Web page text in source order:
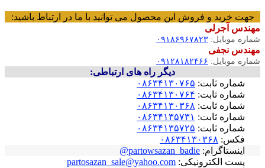
جهت خرید و فروش این محصول می توانید با ما در ارتباط باشید:
مهندس آجرلی
شماره موبایل: ۰۹۱۸۶۹۶۷۸۲۳
مهندس نجفی
شماره موبایل: ۰۹۱۲۸۱۸۲۴۶۶
دیگر راه های ارتباطی:
شماره ثابت: ۰۸۶۳۴۱۳۰۷۶۵
شماره ثابت: ۰۸۶۳۴۱۳۰۷۶۴
شماره ثابت: ۰۸۶۳۴۱۳۰۳۶۸
شماره ثابت: ۰۸۶۳۴۱۳۵۷۳۱
شماره ثابت: ۰۸۶۳۴۱۳۵۷۲۵
فکس: ۰۸۶۳۴۱۳۰۳۶۸
اینستاگرام: partowsazan_badie@
پست الکترونیکی: partosazan_sale@yahoo.com